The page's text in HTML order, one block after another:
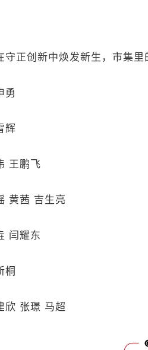
创新中焕发新生，市集里
辉
鹏飞
茜 吉生亮
耀东
张璟 马超